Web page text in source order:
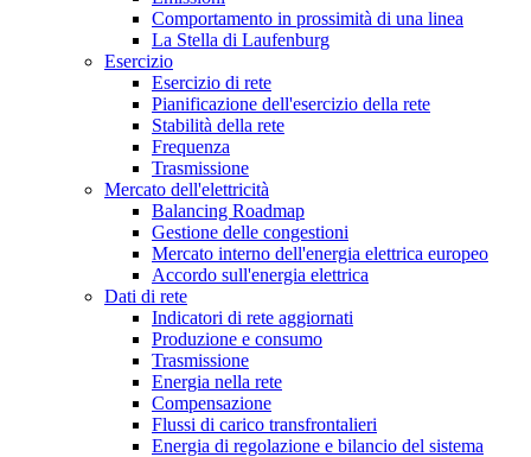
Comportamento in prossimità di una linea
La Stella di Laufenburg
Esercizio
Esercizio di rete
Pianificazione dell'esercizio della rete
Stabilità della rete
Frequenza
Trasmissione
Mercato dell'elettricità
Balancing Roadmap
Gestione delle congestioni
Mercato interno dell'energia elettrica europeo
Accordo sull'energia elettrica
Dati di rete
Indicatori di rete aggiornati
Produzione e consumo
Trasmissione
Energia nella rete
Compensazione
Flussi di carico transfrontalieri
Energia di regolazione e bilancio del sistema